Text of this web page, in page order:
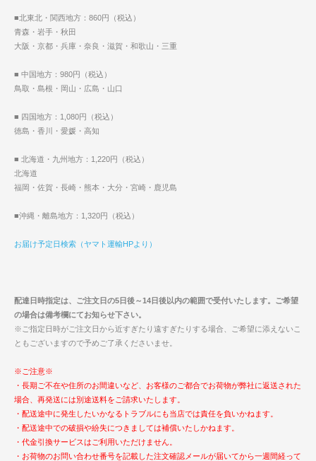
■北東北・関西地方：860円（税込）
青森・岩手・秋田
大阪・京都・兵庫・奈良・滋賀・和歌山・三重
■ 中国地方：980円（税込）
鳥取・島根・岡山・広島・山口
■ 四国地方：1,080円（税込）
徳島・香川・愛媛・高知
■ 北海道・九州地方：1,220円（税込）
北海道
福岡・佐賀・長崎・熊本・大分・宮崎・鹿児島
■沖縄・離島地方：1,320円（税込）
お届け予定日検索（ヤマト運輸HPより）
配達日時指定は、ご注文日の5日後～14日後以内の範囲で受付いたします。ご希望
の場合は備考欄にてお知らせ下さい。
※ご指定日時がご注文日から近すぎたり遠すぎたりする場合、ご希望に添えないこ
ともございますので予めご了承くださいませ。
※ご注意※
・長期ご不在や住所のお間違いなど、お客様のご都合でお荷物が弊社に返送された
場合、再発送には別途送料をご請求いたします。
・配送途中に発生したいかなるトラブルにも当店では責任を負いかねます。
・配送途中での破損や紛失につきましては補償いたしかねます。
・代金引換サービスはご利用いただけません。
・お荷物のお問い合わせ番号を記載した注文確認メールが届いてから一週間経って